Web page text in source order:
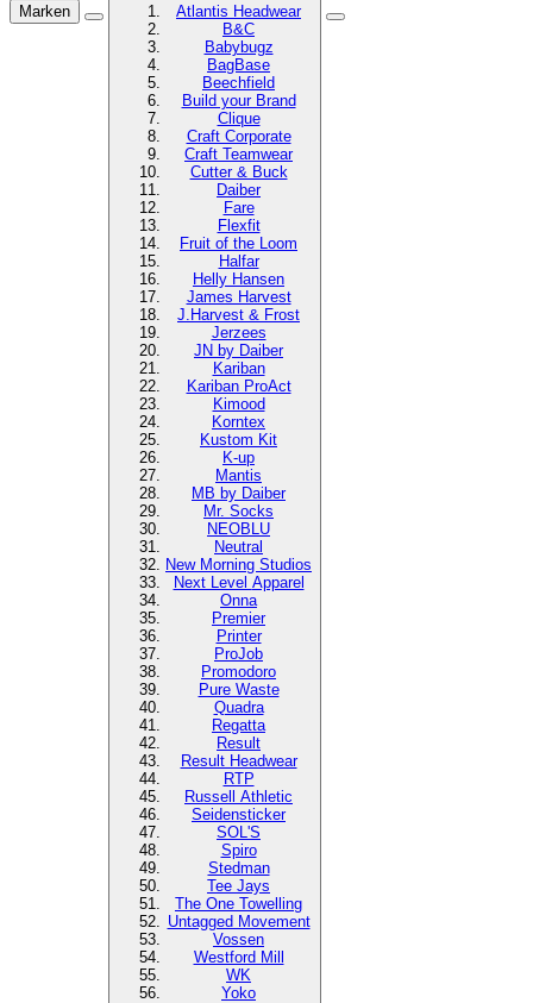
Marken
Atlantis Headwear
B&C
Babybugz
BagBase
Beechfield
Build your Brand
Clique
Craft Corporate
Craft Teamwear
Cutter & Buck
Daiber
Fare
Flexfit
Fruit of the Loom
Halfar
Helly Hansen
James Harvest
J.Harvest & Frost
Jerzees
JN by Daiber
Kariban
Kariban ProAct
Kimood
Korntex
Kustom Kit
K-up
Mantis
MB by Daiber
Mr. Socks
NEOBLU
Neutral
New Morning Studios
Next Level Apparel
Onna
Premier
Printer
ProJob
Promodoro
Pure Waste
Quadra
Regatta
Result
Result Headwear
RTP
Russell Athletic
Seidensticker
SOL'S
Spiro
Stedman
Tee Jays
The One Towelling
Untagged Movement
Vossen
Westford Mill
WK
Yoko